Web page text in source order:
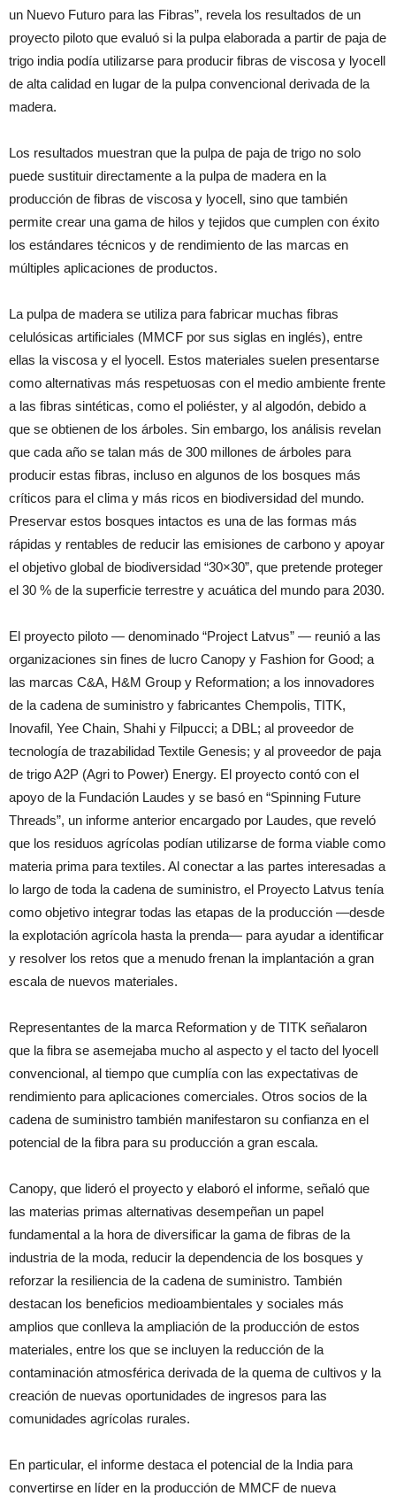
un Nuevo Futuro para las Fibras”, revela los resultados de un
proyecto piloto que evaluó si la pulpa elaborada a partir de paja de
trigo india podía utilizarse para producir fibras de viscosa y lyocell
de alta calidad en lugar de la pulpa convencional derivada de la
madera.
Los resultados muestran que la pulpa de paja de trigo no solo
puede sustituir directamente a la pulpa de madera en la
producción de fibras de viscosa y lyocell, sino que también
permite crear una gama de hilos y tejidos que cumplen con éxito
los estándares técnicos y de rendimiento de las marcas en
múltiples aplicaciones de productos.
La pulpa de madera se utiliza para fabricar muchas fibras
celulósicas artificiales (MMCF por sus siglas en inglés), entre
ellas la viscosa y el lyocell. Estos materiales suelen presentarse
como alternativas más respetuosas con el medio ambiente frente
a las fibras sintéticas, como el poliéster, y al algodón, debido a
que se obtienen de los árboles. Sin embargo, los análisis revelan
que cada año se talan más de 300 millones de árboles para
producir estas fibras, incluso en algunos de los bosques más
críticos para el clima y más ricos en biodiversidad del mundo.
Preservar estos bosques intactos es una de las formas más
rápidas y rentables de reducir las emisiones de carbono y apoyar
el objetivo global de biodiversidad “30×30”, que pretende proteger
el 30 % de la superficie terrestre y acuática del mundo para 2030.
El proyecto piloto — denominado “Project Latvus” — reunió a las
organizaciones sin fines de lucro Canopy y Fashion for Good; a
las marcas C&A, H&M Group y Reformation; a los innovadores
de la cadena de suministro y fabricantes Chempolis, TITK,
Inovafil, Yee Chain, Shahi y Filpucci; a DBL; al proveedor de
tecnología de trazabilidad Textile Genesis; y al proveedor de paja
de trigo A2P (Agri to Power) Energy. El proyecto contó con el
apoyo de la Fundación Laudes y se basó en “Spinning Future
Threads”, un informe anterior encargado por Laudes, que reveló
que los residuos agrícolas podían utilizarse de forma viable como
materia prima para textiles. Al conectar a las partes interesadas a
lo largo de toda la cadena de suministro, el Proyecto Latvus tenía
como objetivo integrar todas las etapas de la producción —desde
la explotación agrícola hasta la prenda— para ayudar a identificar
y resolver los retos que a menudo frenan la implantación a gran
escala de nuevos materiales.
Representantes de la marca Reformation y de TITK señalaron
que la fibra se asemejaba mucho al aspecto y el tacto del lyocell
convencional, al tiempo que cumplía con las expectativas de
rendimiento para aplicaciones comerciales. Otros socios de la
cadena de suministro también manifestaron su confianza en el
potencial de la fibra para su producción a gran escala.
Canopy, que lideró el proyecto y elaboró el informe, señaló que
las materias primas alternativas desempeñan un papel
fundamental a la hora de diversificar la gama de fibras de la
industria de la moda, reducir la dependencia de los bosques y
reforzar la resiliencia de la cadena de suministro. También
destacan los beneficios medioambientales y sociales más
amplios que conlleva la ampliación de la producción de estos
materiales, entre los que se incluyen la reducción de la
contaminación atmosférica derivada de la quema de cultivos y la
creación de nuevas oportunidades de ingresos para las
comunidades agrícolas rurales.
En particular, el informe destaca el potencial de la India para
convertirse en líder en la producción de MMCF de nueva